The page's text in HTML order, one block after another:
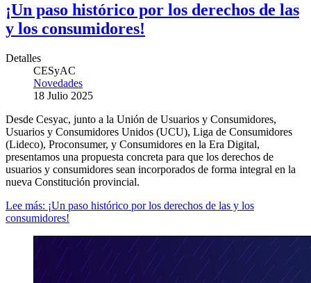
¡Un paso histórico por los derechos de las
y los consumidores!
Detalles
CESyAC
Novedades
18 Julio 2025
Desde Cesyac, junto a la Unión de Usuarios y Consumidores,
Usuarios y Consumidores Unidos (UCU), Liga de Consumidores
(Lideco), Proconsumer, y Consumidores en la Era Digital,
presentamos una propuesta concreta para que los derechos de
usuarios y consumidores sean incorporados de forma integral en la
nueva Constitución provincial.
Lee más: ¡Un paso histórico por los derechos de las y los
consumidores!